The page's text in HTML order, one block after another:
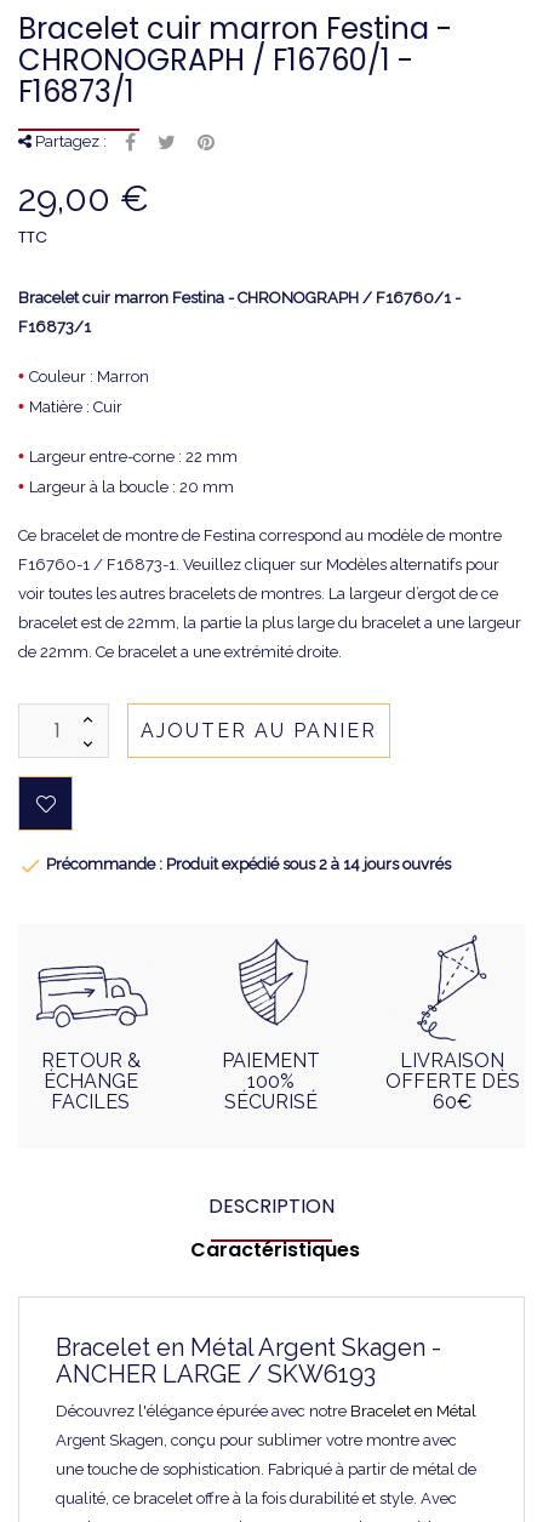
Bracelet cuir marron Festina -
CHRONOGRAPH / F16760/1 -
F16873/1
Partagez :
29,00 €
TTC
Bracelet cuir marron Festina - CHRONOGRAPH / F16760/1 -
F16873/1
• Couleur : Marron
• Matière : Cuir
• Largeur entre-corne : 22 mm
• Largeur à la boucle : 20 mm
Ce bracelet de montre de Festina correspond au modèle de montre
F16760-1 / F16873-1. Veuillez cliquer sur Modèles alternatifs pour
voir toutes les autres bracelets de montres. La largeur d’ergot de ce
bracelet est de 22mm, la partie la plus large du bracelet a une largeur
de 22mm. Ce bracelet a une extrémité droite.
AJOUTER AU PANIER
 Précommande : Produit expédié sous 2 à 14 jours ouvrés
RETOUR &
ÉCHANGE
FACILES
PAIEMENT
100%
SÉCURISÉ
LIVRAISON
OFFERTE DÈS
60€
DESCRIPTION
Caractéristiques
Bracelet en Métal Argent Skagen -
ANCHER LARGE / SKW6193
Découvrez l'élégance épurée avec notre Bracelet en Métal
Argent Skagen, conçu pour sublimer votre montre avec
une touche de sophistication. Fabriqué à partir de métal de
qualité, ce bracelet offre à la fois durabilité et style. Avec